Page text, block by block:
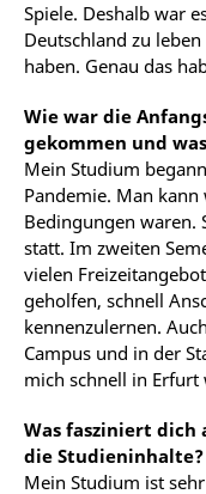
Spiele. Deshalb war
Deutschland zu
haben. Genau das
Wie war die
gekommen und
Mein Studium
Pandemie. Man
Bedingungen waren.
statt. Im zweiten
vielen
geholfen, schnell
kennenzulernen.
Campus und in der
mich schnell in
Was fasziniert dich
die Studieninhalte?
Mein Studium ist